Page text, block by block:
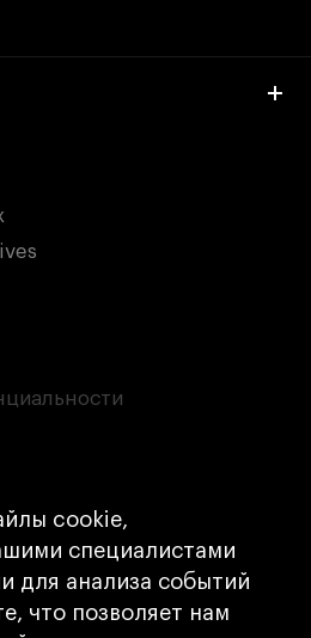
cookie,
специалистами
для анализа событий
что позволяет нам
с господдержкой
образовательной
«Универсальный